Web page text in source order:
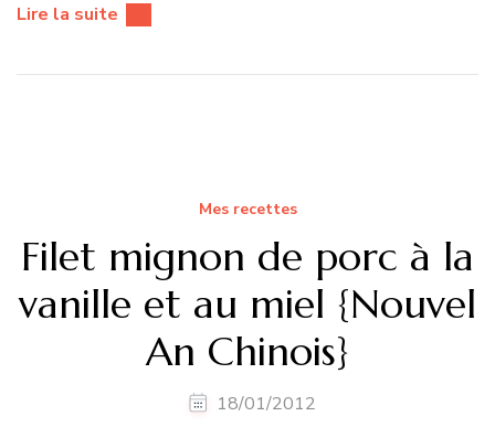
Lire la suite
Mes recettes
Filet mignon de porc à la
vanille et au miel {Nouvel
An Chinois}
18/01/2012